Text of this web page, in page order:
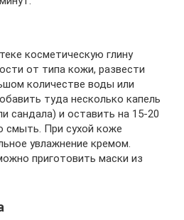
косметическую глину
от типа кожи, развести
количестве воды или
туда несколько капель
сандала) и оставить на 15-20
смыть. При сухой коже
увлажнение кремом.
приготовить маски из